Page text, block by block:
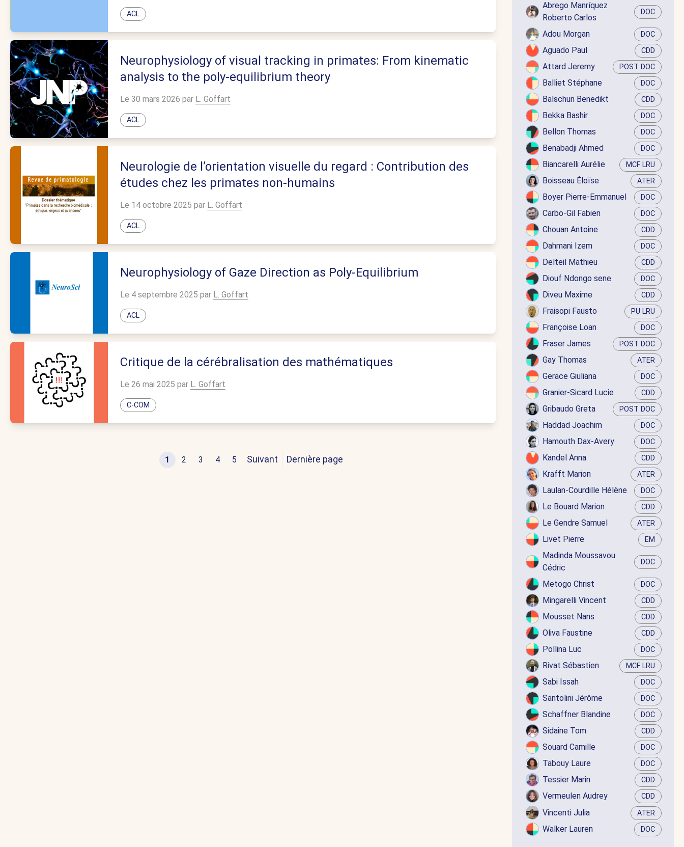
ACL
Neurophysiology of visual tracking in primates: From kinematic
analysis to the poly-equilibrium theory
Le 30 mars 2026 par L. Goffart
ACL
Neurologie de l’orientation visuelle du regard : Contribution des
études chez les primates non-humains
Le 14 octobre 2025 par L. Goffart
ACL
Neurophysiology of Gaze Direction as Poly-Equilibrium
Le 4 septembre 2025 par L. Goffart
ACL
Critique de la cérébralisation des mathématiques
Le 26 mai 2025 par L. Goffart
C-COM
1 2 3 4 5 Suivant Dernière page
Abrego Manríquez
Roberto Carlos
DOC
Adou Morgan DOC
Aguado Paul CDD
Attard Jeremy POST DOC
Balliet Stéphane DOC
Balschun Benedikt CDD
Bekka Bashir DOC
Bellon Thomas DOC
Benabadji Ahmed DOC
Biancarelli Aurélie MCF LRU
Boisseau Éloïse ATER
Boyer Pierre-Emmanuel DOC
Carbo-Gil Fabien DOC
Chouan Antoine CDD
Dahmani Izem DOC
Delteil Mathieu CDD
Diouf Ndongo sene DOC
Diveu Maxime CDD
Fraisopi Fausto PU LRU
Françoise Loan DOC
Fraser James POST DOC
Gay Thomas ATER
Gerace Giuliana DOC
Granier-Sicard Lucie CDD
Gribaudo Greta POST DOC
Haddad Joachim DOC
Hamouth Dax-Avery DOC
Kandel Anna CDD
Krafft Marion ATER
Laulan-Courdille Hélène DOC
Le Bouard Marion CDD
Le Gendre Samuel ATER
Livet Pierre EM
Madinda Moussavou
Cédric
DOC
Metogo Christ DOC
Mingarelli Vincent CDD
Mousset Nans CDD
Oliva Faustine CDD
Pollina Luc DOC
Rivat Sébastien MCF LRU
Sabi Issah DOC
Santolini Jérôme DOC
Schaffner Blandine DOC
Sidaine Tom CDD
Souard Camille DOC
Tabouy Laure DOC
Tessier Marin CDD
Vermeulen Audrey CDD
Vincenti Julia ATER
Walker Lauren DOC